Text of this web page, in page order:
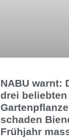
NABU warnt:
drei beliebten
schaden
Frühjahr